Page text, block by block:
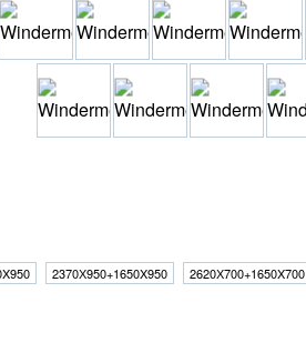
2370Х950+1650X950 2620Х700+1650X700